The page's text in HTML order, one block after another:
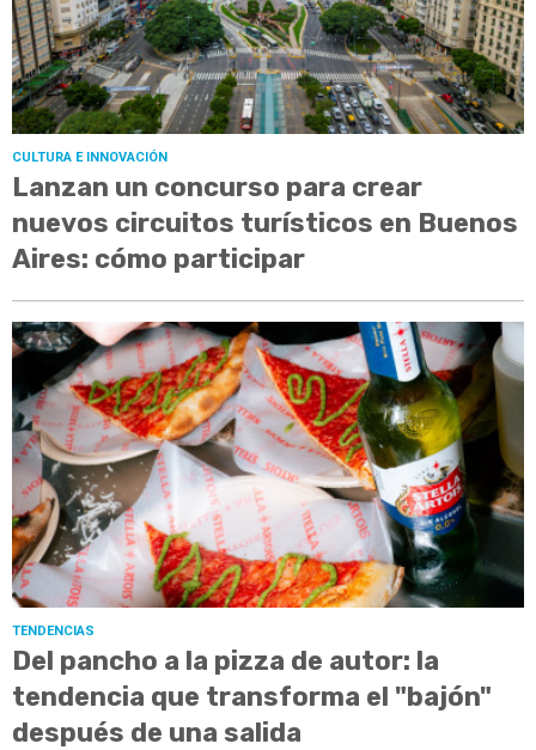
CULTURA E INNOVACIÓN
Lanzan un concurso para crear
nuevos circuitos turísticos en Buenos
Aires: cómo participar
TENDENCIAS
Del pancho a la pizza de autor: la
tendencia que transforma el "bajón"
después de una salida